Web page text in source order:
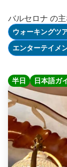
バルセロナ の
ウォーキングツ
エンターテイメ
半日 日本語ガ